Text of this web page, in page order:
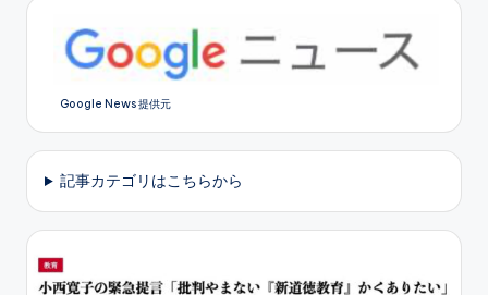
Google News 提供元
記事カテゴリはこちらから